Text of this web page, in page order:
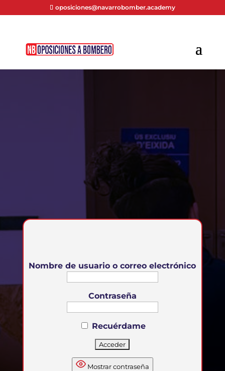
oposiciones@navarrobomber.academy
Nombre de usuario o correo electrónico
Contraseña
Recuérdame
Mostrar contraseña